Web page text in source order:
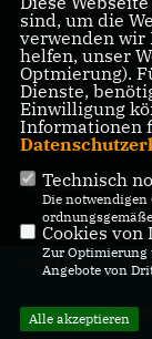
Brandenburg
IMPRESSUM
@2026 Bürgerbüro
Alle
sind, um die
verwenden wir
helfen, unser
Optmierung).
Dienste,
Einwilligung
Informationen
Technisch
Die
Cookies
Zur Optimierung
Angebote von
Alle akzeptieren